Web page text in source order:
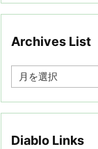
Archives List
e
Diablo Links